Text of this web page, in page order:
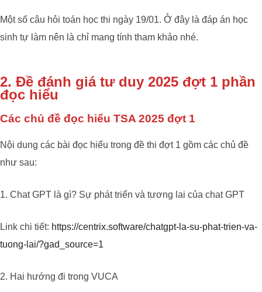
Một số câu hỏi toán học thi ngày 19/01. Ở đây là đáp án học
sinh tự làm nên là chỉ mang tính tham khảo nhé.
2. Đề đánh giá tư duy 2025 đợt 1 phần
đọc hiểu
Các chủ đề đọc hiểu TSA 2025 đợt 1
Nội dung các bài đọc hiểu trong đề thi đợt 1 gồm các chủ đề
như sau:
1. Chat GPT là gì? Sự phát triển và tương lai của chat GPT
Link chi tiết: https://centrix.software/chatgpt-la-su-phat-trien-va-
tuong-lai/?gad_source=1
2. Hai hướng đi trong VUCA